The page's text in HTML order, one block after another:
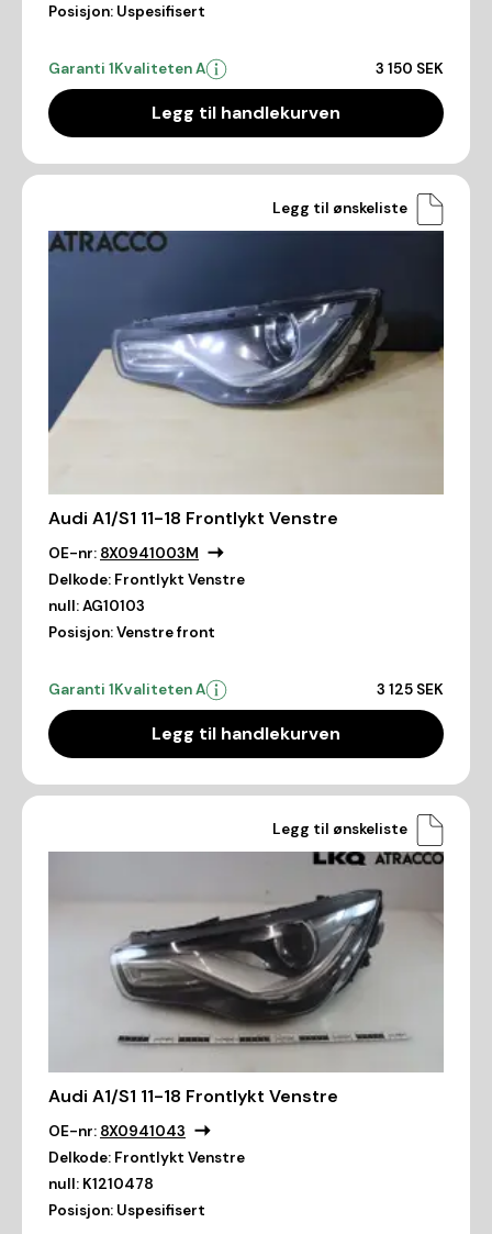
Posisjon: Uspesifisert
Garanti 1Kvaliteten A 3 150 SEK
Legg til handlekurven
Legg til ønskeliste
Audi A1/S1 11-18 Frontlykt Venstre
OE-nr: 8X0941003M
Delkode: Frontlykt Venstre
null:AG10103
Posisjon:Venstre front
Garanti 1Kvaliteten A 3 125 SEK
Legg til handlekurven
Legg til ønskeliste
Audi A1/S1 11-18 Frontlykt Venstre
OE-nr: 8X0941043
Delkode: Frontlykt Venstre
null: K1210478
Posisjon: Uspesifisert